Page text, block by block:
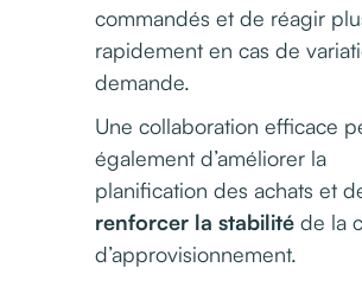
commandés et de réagir
rapidement en cas de
demande.
Une collaboration efficace
également d’améliorer la
planification des achats et
renforcer la stabilité de la
d’approvisionnement.